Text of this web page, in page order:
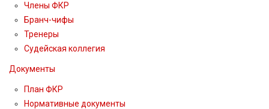
Члены ФКР
Бранч-чифы
Тренеры
Судейская коллегия
Документы
План ФКР
Нормативные документы